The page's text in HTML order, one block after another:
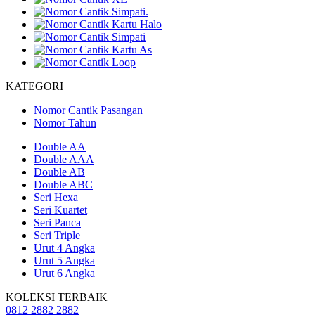
KATEGORI
Nomor Cantik Pasangan
Nomor Tahun
Double AA
Double AAA
Double AB
Double ABC
Seri Hexa
Seri Kuartet
Seri Panca
Seri Triple
Urut 4 Angka
Urut 5 Angka
Urut 6 Angka
KOLEKSI TERBAIK
0812 2882 2882